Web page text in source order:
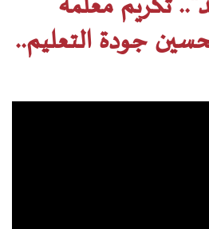
جودة التعليم..